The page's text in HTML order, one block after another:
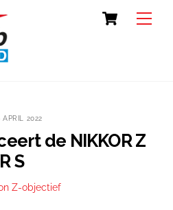
Cart
APRIL 2022
de NIKKOR Z
S
Z-objectief